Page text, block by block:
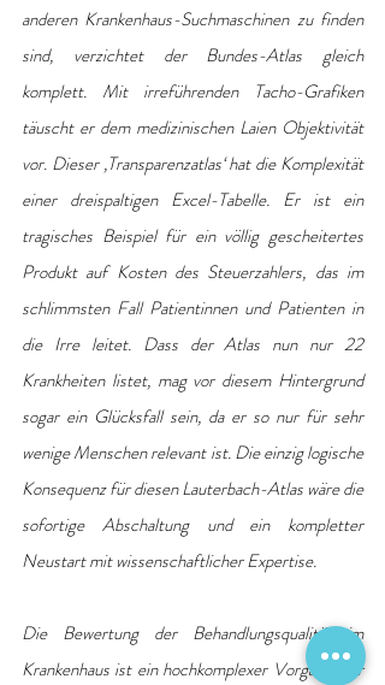
anderen Krankenhaus-Suchmaschinen zu finden
sind, verzichtet der Bundes-Atlas gleich
komplett. Mit irreführenden Tacho-Grafiken
täuscht er dem medizinischen Laien Objektivität
vor. Dieser ‚Transparenzatlas‘ hat die Komplexität
einer dreispaltigen Excel-Tabelle. Er ist ein
tragisches Beispiel für ein völlig gescheitertes
Produkt auf Kosten des Steuerzahlers, das im
schlimmsten Fall Patientinnen und Patienten in
die Irre leitet. Dass der Atlas nun nur 22
Krankheiten listet, mag vor diesem Hintergrund
sogar ein Glücksfall sein, da er so nur für sehr
wenige Menschen relevant ist. Die einzig logische
Konsequenz für diesen Lauterbach-Atlas wäre die
sofortige Abschaltung und ein kompletter
Neustart mit wissenschaftlicher Expertise.
Die Bewertung der Behandlungsqualität im
Krankenhaus ist ein hochkomplexer Vorgang, der